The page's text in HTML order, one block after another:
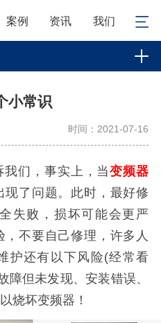
案例 资讯 我们
小常识
时间：2021-07-16
我们，事实上，当变频器
了问题。此时，最好修
失败，损坏可能会更严
不要自己修理，许多人
护还有以下风险(经常看
障但未发现、安装错误、
烧坏变频器！